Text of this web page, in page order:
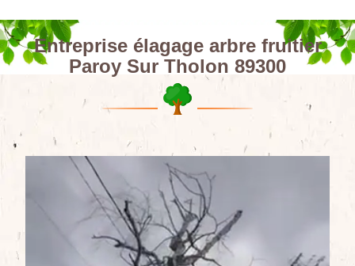
Entreprise élagage arbre fruitier
Paroy Sur Tholon 89300